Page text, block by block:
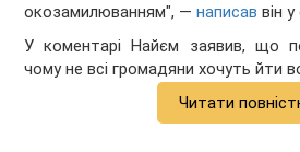
окозамилюванням", —написав він
У коментарі Найєм заявив, що
чому не всі громадяни хочуть йти
Читати